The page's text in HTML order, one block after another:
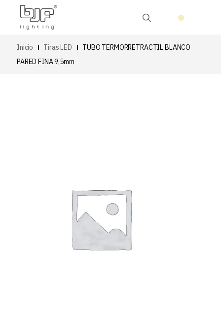
Inicio Tiras LED
TUBO TERMORRETRACTIL BLANCO
PARED FINA 9,5mm